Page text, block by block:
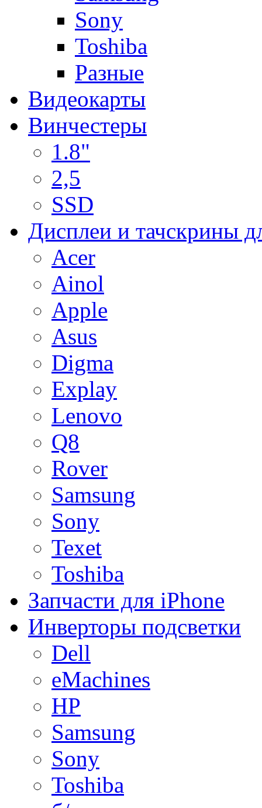
Sony
Toshiba
Разные
Видеокарты
Винчестеры
1.8"
2,5
SSD
Дисплеи и тачскрины
Acer
Ainol
Apple
Asus
Digma
Explay
Lenovo
Q8
Rover
Samsung
Sony
Texet
Toshiba
Запчасти для iPhone
Инверторы подсветки
Dell
eMachines
HP
Samsung
Sony
Toshiba